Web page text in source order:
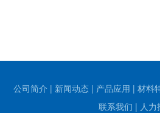
公司简介 | 新闻动态 | 产品应用 | 材料
联系我们 | 人